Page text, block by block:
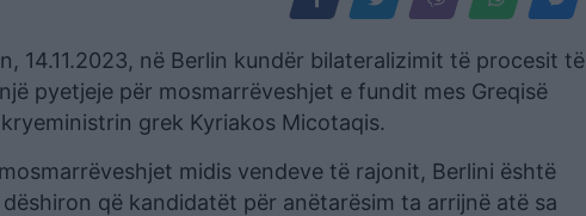
14.11.2023, në Berlin kundër bilateralizimit të procesit të
pyetjeje për mosmarrëveshjet e fundit mes Greqisë
grek Kyriakos Micotaqis.
midis vendeve të rajonit, Berlini është
që kandidatët për anëtarësim ta arrijnë atë sa